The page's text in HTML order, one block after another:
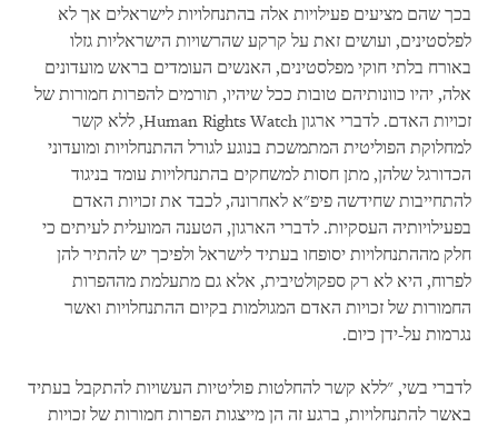
בכך שהם מציעים פעילויות אלה בהתנחלויות לישראלים אך לא
לפלסטינים, ועושים זאת על קרקע שהרשויות הישראליות גזלו
באורח בלתי חוקי מפלסטינים, האנשים העומדים בראש מועדונים
אלה, יהיו כוונותיהם טובות ככל שיהיו, תורמים להפרות חמורות של
זכויות האדם. לדברי ארגוןHuman Rights Watch, ללא קשר
למחלוקת הפוליטית המתמשכת בנוגע לגורל ההתנחלויות ומועדוני
הכדורגל שלהן, מתן חסות למשחקים בהתנחלויות עומד בניגוד
להתחייבות שחידשה פיפ"א לאחרונה, לכבד את זכויות האדם
בפעילויותיה העסקיות. לדברי הארגון, הטענה המועלית לעיתים כי
חלק מההתנחלויות יסופחו בעתיד לישראל ולפיכך יש להתיר להן
לפרוח, היא לא רק ספקולטיבית, אלא גם מתעלמת מההפרות
החמורות של זכויות האדם המגולמות בקיום ההתנחלויות ואשר
נגרמות על-ידן כיום.
לדברי בשי, "ללא קשר להחלטות פוליטיות העשויות להתקבל בעתיד
באשר להתנחלויות, ברגע זה הן מייצגות הפרות חמורות של זכויות